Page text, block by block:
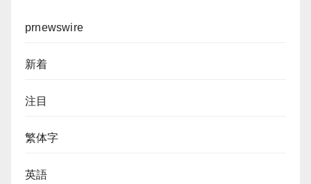
prnewswire
新着
注目
繁体字
英語